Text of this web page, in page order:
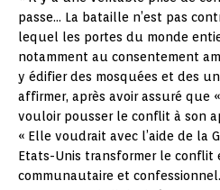
passe… La bataille n’est pas
lequel les portes du monde
notamment au consentement
y édifier des mosquées et des
affirmer, après avoir assuré que
vouloir pousser le conflit à son
« Elle voudrait avec l’aide de la
Etats-Unis transformer le conflit
communautaire et